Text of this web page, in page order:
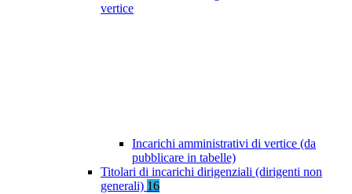
vertice
Incarichi amministrativi di vertice (da
pubblicare in tabelle)
Titolari di incarichi dirigenziali (dirigenti non
generali) 16